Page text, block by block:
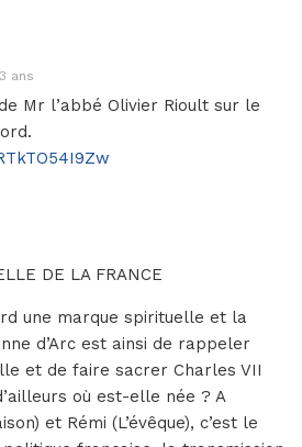
ans
Mr l’abbé Olivier Rioult sur le
DE LA FRANCE
une marque spirituelle et la
d’Arc est ainsi de rappeler
et de faire sacrer Charles VII
où est-elle née ? A
et Rémi (L’évêque), c’est le